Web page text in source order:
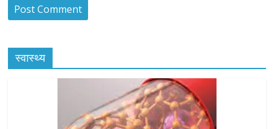
स्वास्थ्य